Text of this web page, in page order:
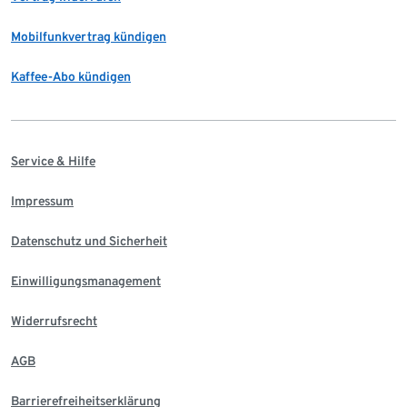
Mobilfunkvertrag kündigen
Kaffee-Abo kündigen
Service & Hilfe
Impressum
Datenschutz und Sicherheit
Einwilligungsmanagement
Widerrufsrecht
AGB
Barrierefreiheitserklärung